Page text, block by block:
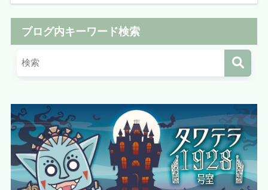
ブログ内キーワード検索